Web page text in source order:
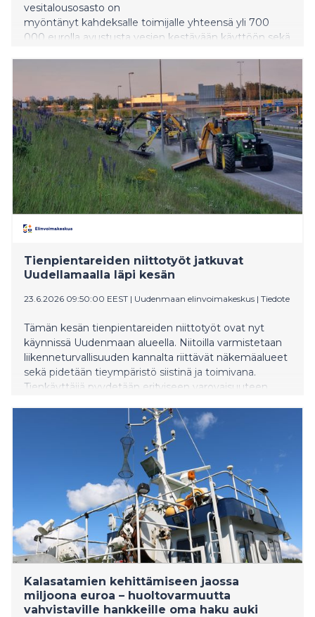
vesitalousosasto on
myöntänyt kahdeksalle toimijalle yhteensä yli 700
000 eurolla avustusta vesien kestävään käyttöön sekä
tulvasuojelua sekä suunnitellaan ja toteutetaan
valuma-aluetoimenpiteitä eri puolilla Länsi-
Suomea. Seuraava hakukierros käynnistyy 15.9.
Tienpientareiden niittotyöt jatkuvat
Uudellamaalla läpi kesän
23.6.2026 09:50:00 EEST | Uudenmaan elinvoimakeskus | Tiedote
Tämän kesän tienpientareiden niittotyöt ovat nyt
käynnissä Uudenmaan alueella. Niitoilla varmistetaan
liikenneturvallisuuden kannalta riittävät näkemäalueet
sekä pidetään tieympäristö siistinä ja toimivana.
Tienkäyttäjiä pyydetään erityiseen varovaisuuteen
Kalasatamien kehittämiseen jaossa
miljoona euroa – huoltovarmuutta
vahvistaville hankkeille oma haku auki